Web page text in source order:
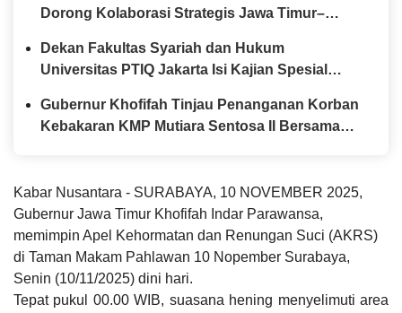
Dorong Kolaborasi Strategis Jawa Timur–
Dekan Fakultas Syariah dan Hukum
Universitas PTIQ Jakarta Isi Kajian Spesial
Gubernur Khofifah Tinjau Penanganan Korban
Kebakaran KMP Mutiara Sentosa II Bersama
Kabar Nusantara - SURABAYA, 10 NOVEMBER 2025,
Gubernur Jawa Timur Khofifah Indar Parawansa,
memimpin Apel Kehormatan dan Renungan Suci (AKRS)
di Taman Makam Pahlawan 10 Nopember Surabaya,
Senin (10/11/2025) dini hari.
Tepat pukul 00.00 WIB, suasana hening menyelimuti area